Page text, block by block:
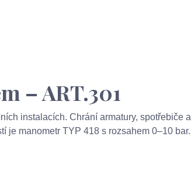
– ART.301
instalacích. Chrání armatury, spotřebiče a
je manometr TYP 418 s rozsahem 0–10 bar.